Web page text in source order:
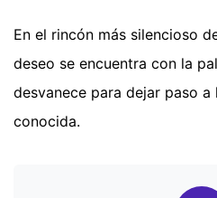
En el rincón más silencioso
deseo se encuentra con la
desvanece para dejar paso
conocida.